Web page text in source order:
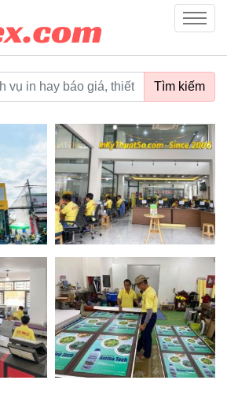
Menu
Tìm kiếm